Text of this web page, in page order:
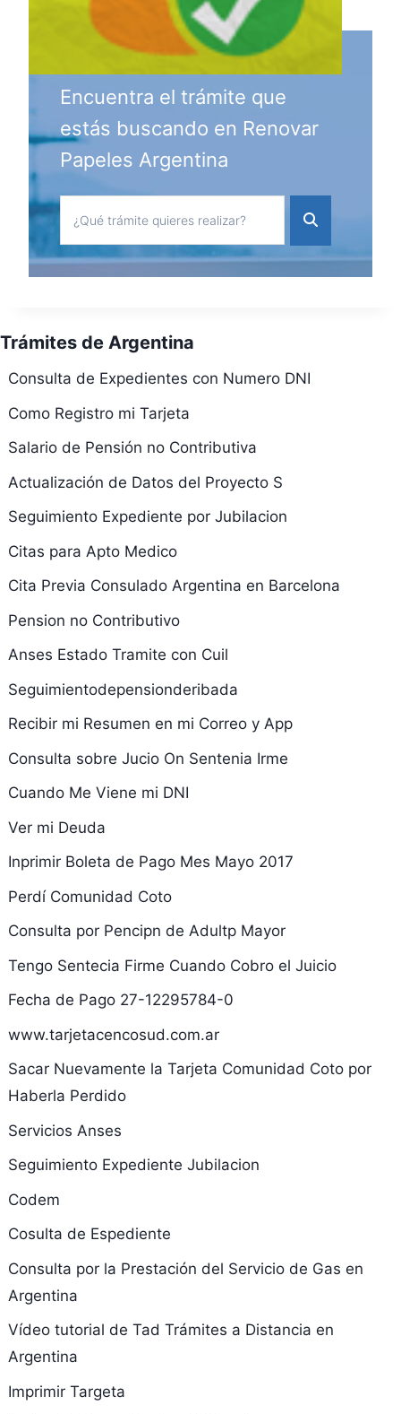
Encuentra el trámite que
estás buscando en Renovar
Papeles Argentina
Trámites de Argentina
Consulta de Expedientes con Numero DNI
Como Registro mi Tarjeta
Salario de Pensión no Contributiva
Actualización de Datos del Proyecto S
Seguimiento Expediente por Jubilacion
Citas para Apto Medico
Cita Previa Consulado Argentina en Barcelona
Pension no Contributivo
Anses Estado Tramite con Cuil
Seguimientodepensionderibada
Recibir mi Resumen en mi Correo y App
Consulta sobre Jucio On Sentenia Irme
Cuando Me Viene mi DNI
Ver mi Deuda
Inprimir Boleta de Pago Mes Mayo 2017
Perdí Comunidad Coto
Consulta por Pencipn de Adultp Mayor
Tengo Sentecia Firme Cuando Cobro el Juicio
Fecha de Pago 27-12295784-0
www.tarjetacencosud.com.ar
Sacar Nuevamente la Tarjeta Comunidad Coto por
Haberla Perdido
Servicios Anses
Seguimiento Expediente Jubilacion
Codem
Cosulta de Espediente
Consulta por la Prestación del Servicio de Gas en
Argentina
Vídeo tutorial de Tad Trámites a Distancia en
Argentina
Imprimir Targeta